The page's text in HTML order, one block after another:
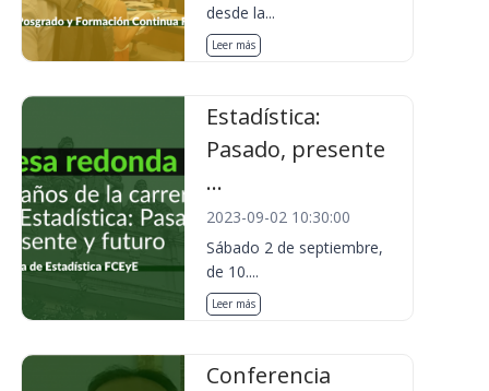
desde la...
Leer más
Estadística:
Pasado, presente
...
2023-09-02 10:30:00
Sábado 2 de septiembre,
de 10....
Leer más
Conferencia